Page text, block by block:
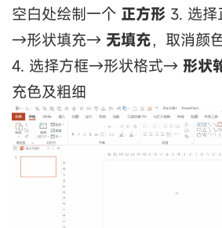
空白处绘制一个 正方形 3. 选
→形状填充→ 无填充，取消颜
4. 选择方框→形状格式→ 形状
充色及粗细